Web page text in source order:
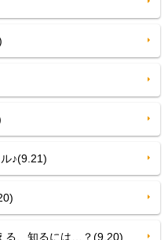
♪(9.21)
、知るには…？(9.20)